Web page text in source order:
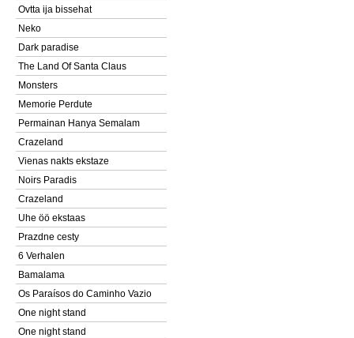
Ovtta ija bissehat
Neko
Dark paradise
The Land Of Santa Claus
Monsters
Memorie Perdute
Permainan Hanya Semalam
Crazeland
Vienas nakts ekstaze
Noirs Paradis
Crazeland
Uhe öö ekstaas
Prazdne cesty
6 Verhalen
Bamalama
Os Paraísos do Caminho Vazio
One night stand
One night stand